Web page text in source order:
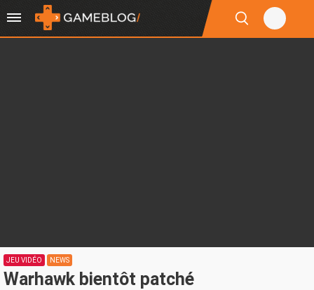
JEU VIDÉO NEWS
Warhawk bientôt patché